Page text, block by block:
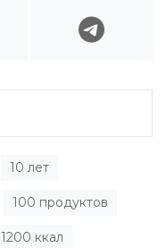
10 лет
100 продуктов
1200 ккал